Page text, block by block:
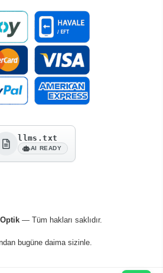
llms.txt
AI READY
— Tüm hakları saklıdır.
bugüne daima sizinle.